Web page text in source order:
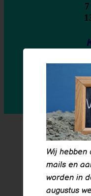
Wij hebben
mails en
worden in
augustus